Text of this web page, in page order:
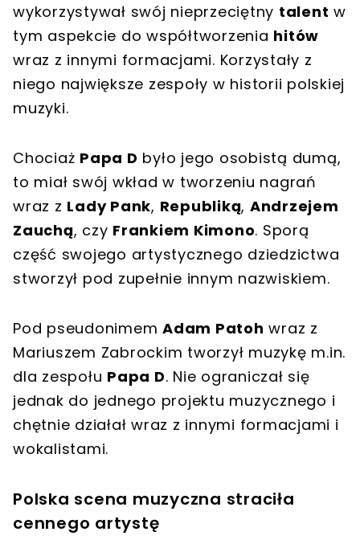
wykorzystywał swój nieprzeciętny talent w
tym aspekcie do współtworzenia hitów
wraz z innymi formacjami. Korzystały z
niego największe zespoły w historii polskiej
muzyki.
Chociaż Papa D było jego osobistą dumą,
to miał swój wkład w tworzeniu nagrań
wraz z Lady Pank, Republiką, Andrzejem
Zauchą, czy Frankiem Kimono. Sporą
część swojego artystycznego dziedzictwa
stworzył pod zupełnie innym nazwiskiem.
Pod pseudonimem Adam Patoh wraz z
Mariuszem Zabrockim tworzył muzykę m.in.
dla zespołu Papa D. Nie ograniczał się
jednak do jednego projektu muzycznego i
chętnie działał wraz z innymi formacjami i
wokalistami.
Polska scena muzyczna straciła
cennego artystę